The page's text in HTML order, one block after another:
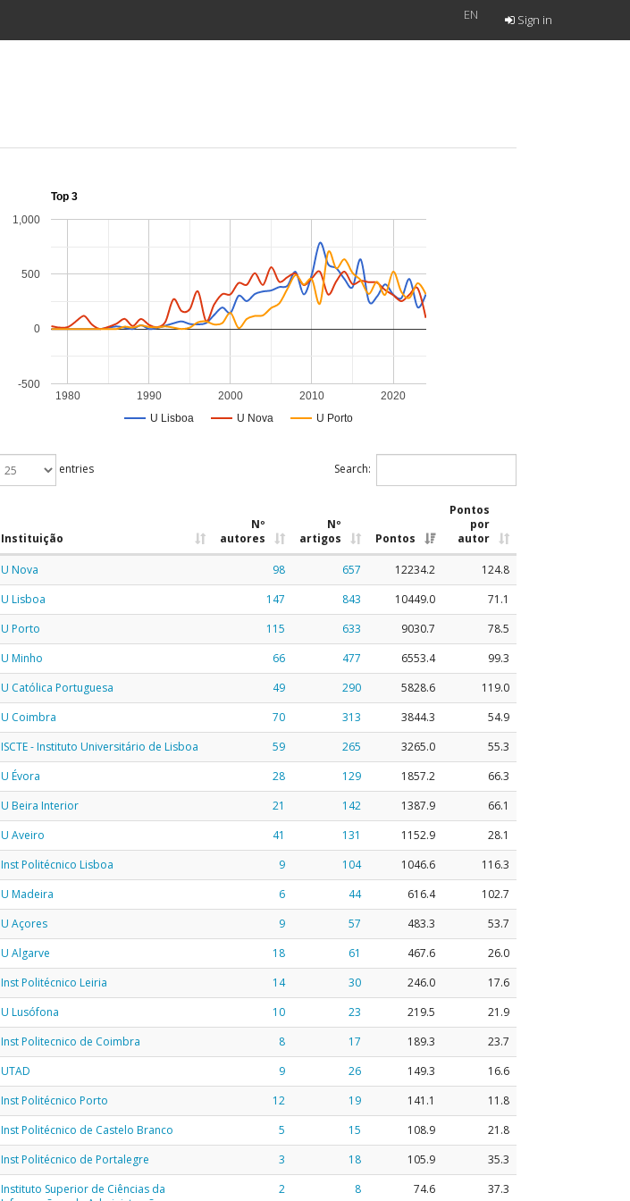
EN Sign in
Top 3
U Lisboa U Nova U Porto
1980 1990 2000 2010 2020
-500
0
500
1,000
entries Search:
Instituição
Nº
autores
Nº
artigos
Pontos
Pontos
por
autor
U Nova 98 657 12234.2
124.8
U Lisboa 147 843 10449.0
71.1
U Porto 115 633 9030.7
78.5
U Minho 66 477 6553.4
99.3
U Católica Portuguesa 49 290 5828.6
119.0
U Coimbra 70 313 3844.3
54.9
ISCTE - Instituto Universitário de Lisboa 59 265 3265.0
55.3
U Évora 28 129 1857.2
66.3
U Beira Interior 21 142 1387.9
66.1
U Aveiro 41 131 1152.9
28.1
Inst Politécnico Lisboa 9 104 1046.6
116.3
U Madeira 6 44 616.4
102.7
U Açores 9 57 483.3
53.7
U Algarve 18 61 467.6
26.0
Inst Politécnico Leiria 14 30 246.0
17.6
U Lusófona 10 23 219.5
21.9
Inst Politecnico de Coimbra 8 17 189.3
23.7
UTAD 9 26 149.3
16.6
Inst Politécnico Porto 12 19 141.1
11.8
Inst Politécnico de Castelo Branco 5 15 108.9
21.8
Inst Politécnico de Portalegre 3 18 105.9
35.3
Instituto Superior de Ciências da
2 8 74.6 37.3